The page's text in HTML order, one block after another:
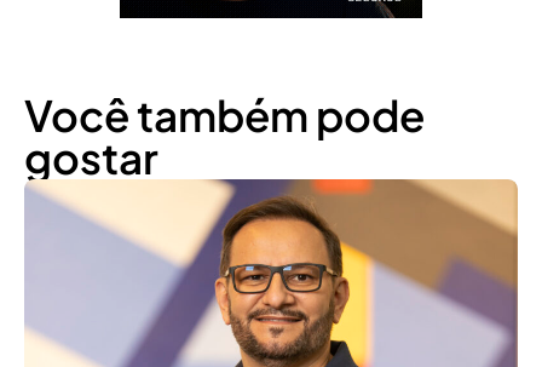
Você também pode
gostar